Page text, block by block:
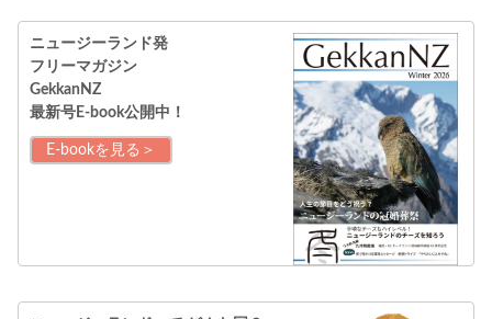
ニュージーランド発
フリーマガジン
GekkanNZ
最新号E-book公開中！
E-bookを見る＞